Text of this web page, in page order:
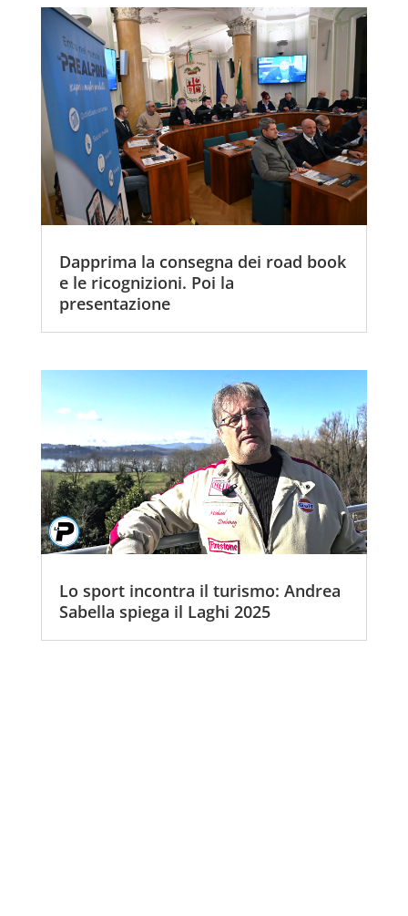
Dapprima la consegna dei road book
e le ricognizioni. Poi la
presentazione
Lo sport incontra il turismo: Andrea
Sabella spiega il Laghi 2025